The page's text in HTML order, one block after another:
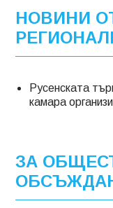
НОВИНИ
Русенската
камара
ЗА